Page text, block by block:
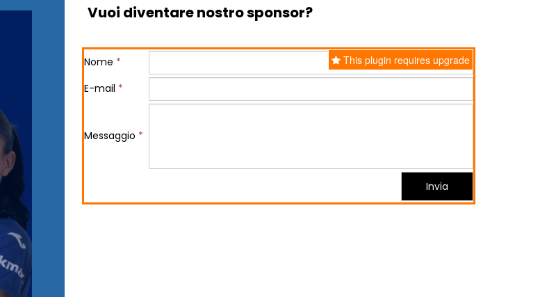
Vuoi diventare nostro sponsor?
This plugin requires upgrade
Nome *
E-mail *
Messaggio *
Invia